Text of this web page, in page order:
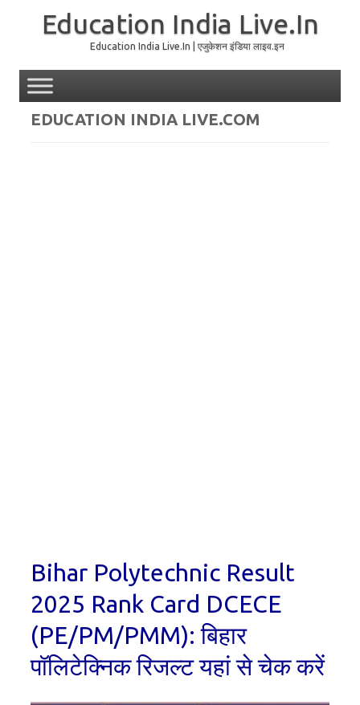
Education India Live.In
Education India Live.In | एजुकेशन इंडिया लाइव.इन
EDUCATION INDIA LIVE.COM
Bihar Polytechnic Result
2025 Rank Card DCECE
(PE/PM/PMM): बिहार
पॉलिटेक्निक रिजल्ट यहां से चेक करें